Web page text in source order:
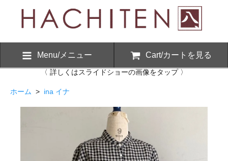
Menu/メニュー Cart/カートを見る
〈 詳しくはスライドショーの画像をタップ 〉
ホーム > ina イナ